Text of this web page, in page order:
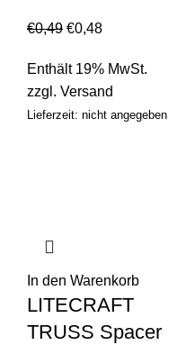
€0,49 €0,48
Enthält 19% MwSt.
zzgl. Versand
Lieferzeit: nicht angegeben
In den Warenkorb
LITECRAFT
TRUSS Spacer